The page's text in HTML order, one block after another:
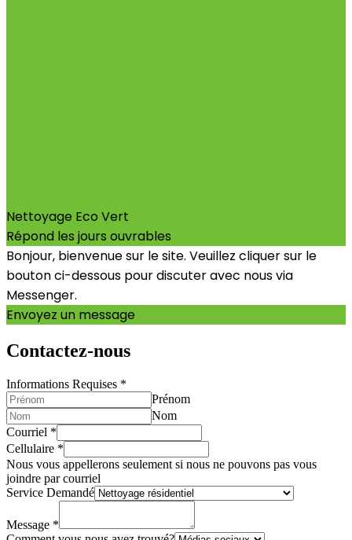
Nettoyage Eco Vert
Répond les jours ouvrables
Bonjour, bienvenue sur le site. Veuillez cliquer sur le
bouton ci-dessous pour discuter avec nous via
Messenger.
Envoyez un message
Contactez-nous
Informations Requises *
Prénom
Nom
Courriel *
Cellulaire *
Nous vous appellerons seulement si nous ne pouvons pas vous
joindre par courriel
Service Demandé
us?
Number
Message *